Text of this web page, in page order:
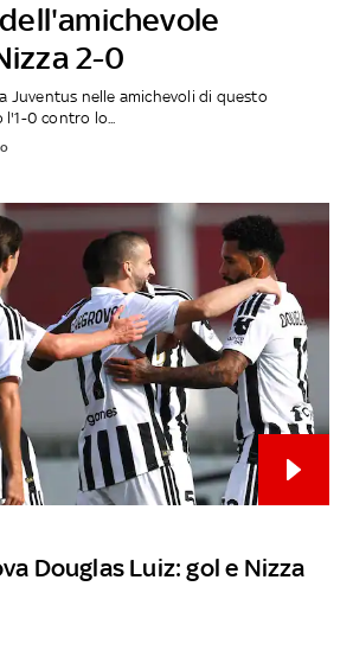
2-0
Juventus nelle amichevoli di questo
l'1-0 contro lo...
Douglas Luiz: gol e Nizza